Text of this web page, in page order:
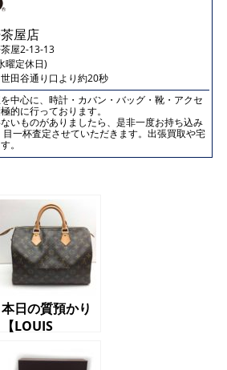
屋店
屋2-13-13
曜定休日)
田谷通り口より約20秒
中心に、時計・カバン・バッグ・靴・アクセ
的に行っております。
いものがありましたら、是非一度お持ち込み
一杯査定させていただきます。出張買取や宅
。
本日の質預かり
【LOUIS
ヴィトン）ボス